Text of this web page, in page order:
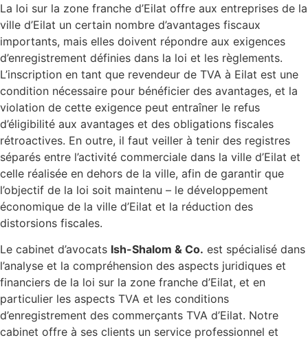
La loi sur la zone franche d’Eilat offre aux entreprises de la
ville d’Eilat un certain nombre d’avantages fiscaux
importants, mais elles doivent répondre aux exigences
d’enregistrement définies dans la loi et les règlements.
L’inscription en tant que revendeur de TVA à Eilat est une
condition nécessaire pour bénéficier des avantages, et la
violation de cette exigence peut entraîner le refus
d’éligibilité aux avantages et des obligations fiscales
rétroactives. En outre, il faut veiller à tenir des registres
séparés entre l’activité commerciale dans la ville d’Eilat et
celle réalisée en dehors de la ville, afin de garantir que
l’objectif de la loi soit maintenu – le développement
économique de la ville d’Eilat et la réduction des
distorsions fiscales.
Le cabinet d’avocats Ish-Shalom & Co. est spécialisé dans
l’analyse et la compréhension des aspects juridiques et
financiers de la loi sur la zone franche d’Eilat, et en
particulier les aspects TVA et les conditions
d’enregistrement des commerçants TVA d’Eilat. Notre
cabinet offre à ses clients un service professionnel et